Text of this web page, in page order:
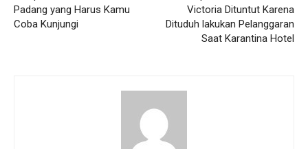
Padang yang Harus Kamu
Coba Kunjungi
Victoria Dituntut Karena
Dituduh lakukan Pelanggaran
Saat Karantina Hotel